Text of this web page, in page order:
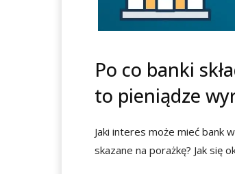
Po co banki
to pieniądze
Jaki interes może mieć bank
skazane na porażkę? Jak się